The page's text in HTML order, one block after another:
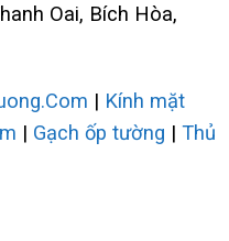
Oai, Bích Hòa,
| Kính mặt
| Gạch ốp tường | Thủ